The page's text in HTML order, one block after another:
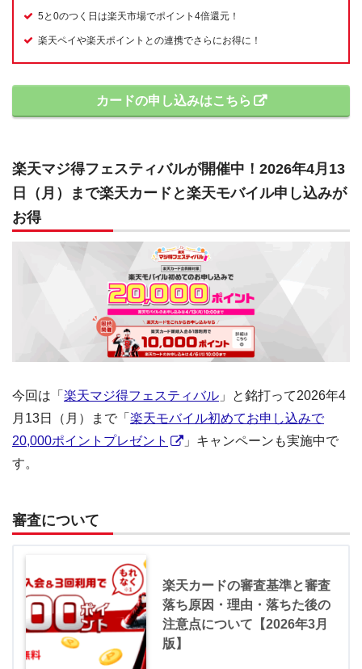
5と0のつく日は楽天市場でポイント4倍還元！
楽天ペイや楽天ポイントとの連携でさらにお得に！
カードの申し込みはこちら
楽天マジ得フェスティバルが開催中！2026年4月13
日（月）まで楽天カードと楽天モバイル申し込みが
お得
今回は「 楽天マジ得フェスティバル 」と銘打って2026年4
月13日（月）まで「 楽天モバイル初めてお申し込みで
20,000ポイントプレゼント
」キャンペーンも実施中で
す。
審査について
楽天カードの審査基準と審査
落ち原因・理由・落ちた後の
注意点について【2026年3月
版】